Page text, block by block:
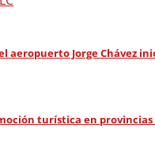
Jorge Chávez
turística en provincias